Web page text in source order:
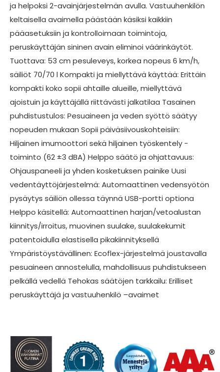
ja helpoksi 2-avainjärjestelmän avulla. Vastuuhenkilön
keltaisella avaimella päästään käsiksi kaikkiin
pääasetuksiin ja kontrolloimaan toimintoja,
peruskäyttäjän sininen avain eliminoi väärinkäytöt.
Tuottava: 53 cm pesuleveys, korkea nopeus 6 km/h,
säiliöt 70/70 l Kompakti ja miellyttävä käyttää: Erittäin
kompakti koko sopii ahtaille alueille, miellyttävä
ajoistuin ja käyttäjällä riittävästi jalkatilaa Tasainen
puhdistustulos: Pesuaineen ja veden syöttö säätyy
nopeuden mukaan Sopii päiväsiivouskohteisiin:
Hiljainen imumoottori sekä hiljainen työskentely -
toiminto (62 ±3 dBA) Helppo säätö ja ohjattavuus:
Ohjauspaneeli ja yhden kosketuksen painike Uusi
vedentäyttöjärjestelmä: Automaattinen vedensyötön
pysäytys säiliön ollessa täynnä USB-portti optiona
Helppo käsitellä: Automaattinen harjan/vetoalustan
kiinnitys/irroitus, muovinen suulake, suulakekumit
patentoidulla elastisella pikakiinnityksellä
Ympäristöystävällinen: Ecoflex-järjestelmä joustavalla
pesuaineen annostelulla, mahdollisuus puhdistukseen
pelkällä vedellä Tehokas säätöjen tarkkailu: Erilliset
peruskäyttäjä ja vastuuhenkilö –avaimet